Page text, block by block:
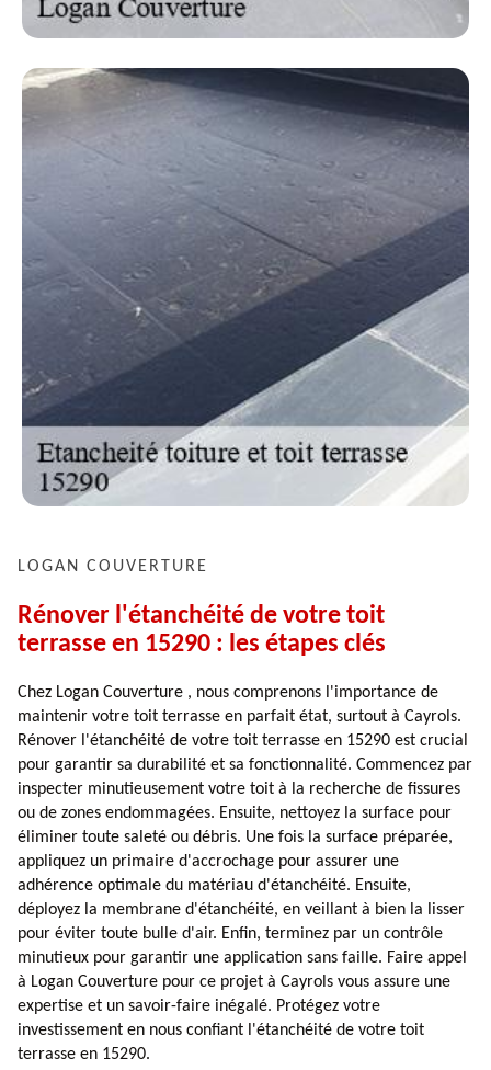
LOGAN COUVERTURE
Rénover l'étanchéité de votre toit
terrasse en 15290 : les étapes clés
Chez Logan Couverture , nous comprenons l'importance de
maintenir votre toit terrasse en parfait état, surtout à Cayrols.
Rénover l'étanchéité de votre toit terrasse en 15290 est crucial
pour garantir sa durabilité et sa fonctionnalité. Commencez par
inspecter minutieusement votre toit à la recherche de fissures
ou de zones endommagées. Ensuite, nettoyez la surface pour
éliminer toute saleté ou débris. Une fois la surface préparée,
appliquez un primaire d'accrochage pour assurer une
adhérence optimale du matériau d'étanchéité. Ensuite,
déployez la membrane d'étanchéité, en veillant à bien la lisser
pour éviter toute bulle d'air. Enfin, terminez par un contrôle
minutieux pour garantir une application sans faille. Faire appel
à Logan Couverture pour ce projet à Cayrols vous assure une
expertise et un savoir-faire inégalé. Protégez votre
investissement en nous confiant l'étanchéité de votre toit
terrasse en 15290.